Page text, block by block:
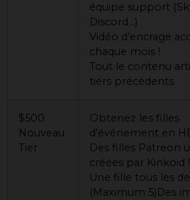
équipe support
Discord…)
Vidéo d’encrage
chaque mois !
Tout le contenu
tiers précédents
$500
Nouveau
Tier
Obtenez les filles
d’événement en
Des filles Patreon
créées par Kinkoid !
Une fille tous les
(Maximum 5)Des